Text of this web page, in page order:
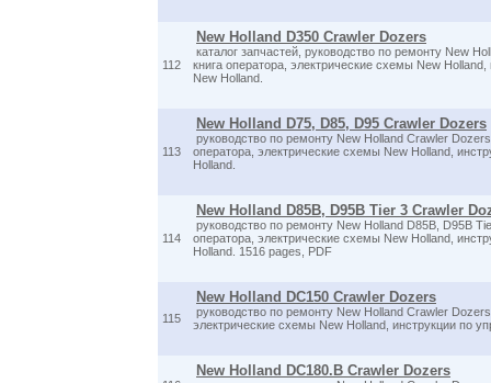
112
New Holland D350 Crawler Dozers
каталог запчастей, руководство по ремонту New
книга оператора, электрические схемы New
New Holland.
113
New Holland D75, D85, D95 Crawler Dozers
руководство по ремонту New Holland Crawler
оператора, электрические схемы New Holland,
Holland.
114
New Holland D85B, D95B Tier 3 Crawler
руководство по ремонту New Holland D85B, D95B
оператора, электрические схемы New Holland,
Holland. 1516 pages, PDF
115
New Holland DC150 Crawler Dozers
руководство по ремонту New Holland Crawler
электрические схемы New Holland, инструкции по
New Holland DC180.B Crawler Dozers